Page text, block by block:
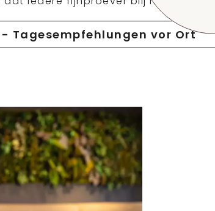
Tagesempfehlungen vor Ort